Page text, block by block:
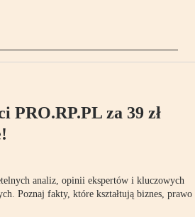
PRO.RP.PL za 39 zł
analiz, opinii ekspertów i kluczowych
Poznaj fakty, które kształtują biznes, prawo